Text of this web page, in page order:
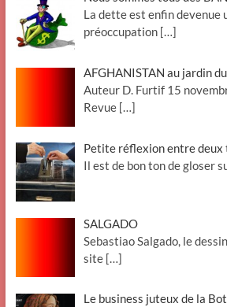
La dette est enfin devenue
préoccupation […]
AFGHANISTAN au jardin
Auteur D. Furtif 15
Revue […]
Petite réflexion entre deux
Il est de bon ton de gloser
SALGADO
Sebastiao Salgado, le
site […]
Le business juteux de la